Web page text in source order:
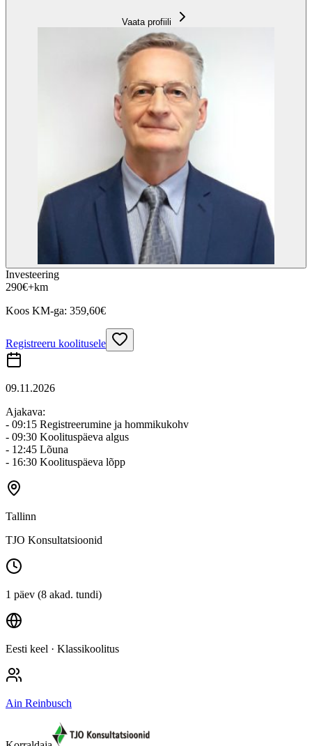
Vaata profiili
Investeering
290€+km
Koos KM-ga: 359,60€
Registreeru koolitusele
09.11.2026
Ajakava:
- 09:15 Registreerumine ja hommikukohv
- 09:30 Koolituspäeva algus
- 12:45 Lõuna
- 16:30 Koolituspäeva lõpp
Tallinn
TJO Konsultatsioonid
1 päev (8 akad. tundi)
Eesti keel · Klassikoolitus
Ain Reinbusch